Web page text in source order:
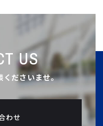
US
くださいませ。
わせ